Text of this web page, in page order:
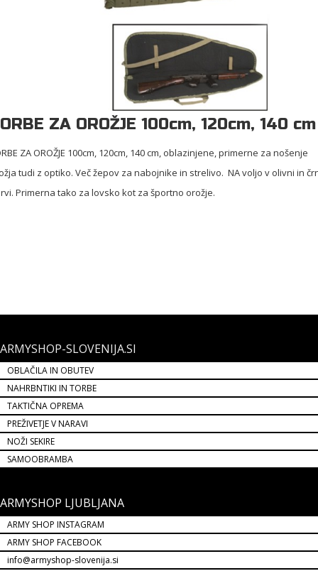
ZA OROŽJE 100cm, 120cm, 140 cm
ZA OROŽJE 100cm, 120cm, 140 cm, oblazinjene, primerne za nošenje
tudi z optiko. Več žepov za nabojnike in strelivo. NA voljo v olivni in
Primerna tako za lovsko kot za športno orožje.
ARMYSHOP-SLOVENIJA.SI
OBLAČILA IN OBUTEV
NAHRBNTIKI IN TORBE
TAKTIČNA OPREMA
PREŽIVETJE V NARAVI
NOŽI SEKIRE
SAMOOBRAMBA
ARMYSHOP LJUBLJANA
ARMY SHOP INSTAGRAM
ARMY SHOP FACEBOOK
info@armyshop-slovenija.si